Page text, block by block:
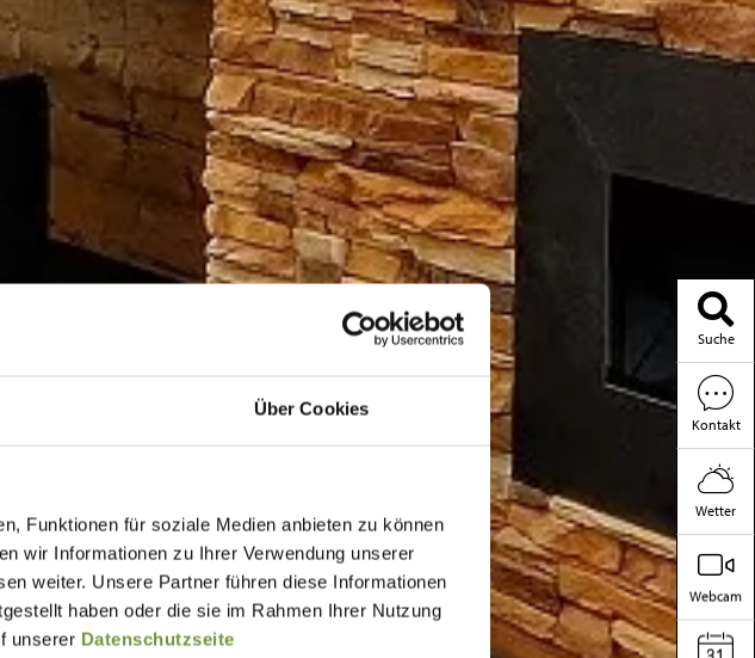
Über Cookies
Funktionen für soziale Medien anbieten zu können
wir Informationen zu Ihrer Verwendung unserer
weiter. Unsere Partner führen diese Informationen
haben oder die sie im Rahmen Ihrer Nutzung
unserer Datenschutzseite
Suche
Kontakt
Wetter
Webcam